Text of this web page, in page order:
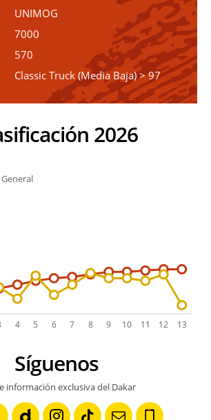
UNIMOG
7000
570
Classic Truck (Media Baja) > 97
2026
General
Síguenos
información exclusiva del Dakar